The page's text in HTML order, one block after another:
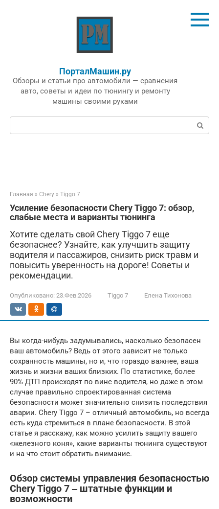
ПорталМашин.ру
Обзоры и статьи про автомобили — сравнения
авто, советы и идеи по тюнингу и ремонту
машины своими руками
Поиск:
Главная » Chery » Tiggo 7
Усиление безопасности Chery Tiggo 7: обзор,
слабые места и варианты тюнинга
Хотите сделать свой Chery Tiggo 7 еще
безопаснее? Узнайте, как улучшить защиту
водителя и пассажиров, снизить риск травм и
повысить уверенность на дороге! Советы и
рекомендации.
Опубликовано: 23.Фев.2026 Tiggo 7 Елена Тихонова
Вы когда-нибудь задумывались, насколько безопасен
ваш автомобиль? Ведь от этого зависит не только
сохранность машины, но и, что гораздо важнее, ваша
жизнь и жизни ваших близких. По статистике, более
90% ДТП происходят по вине водителя, но даже в этом
случае правильно спроектированная система
безопасности может значительно снизить последствия
аварии. Chery Tiggo 7 – отличный автомобиль, но всегда
есть куда стремиться в плане безопасности. В этой
статье я расскажу, как можно усилить защиту вашего
«железного коня», какие варианты тюнинга существуют
и на что стоит обратить внимание.
Обзор системы управления безопасностью
Chery Tiggo 7 ‒ штатные функции и
возможности